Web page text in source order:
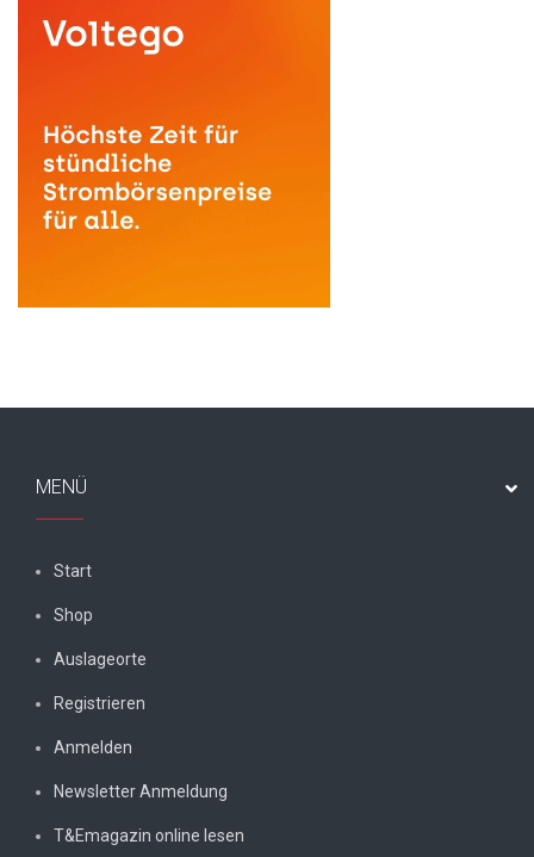
MENÜ
Start
Shop
Auslageorte
Registrieren
Anmelden
Newsletter Anmeldung
T&Emagazin online lesen